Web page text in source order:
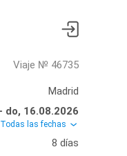
Viaje № 46735
Madrid
do, 16.08.2026
Todas las fechas
8 días